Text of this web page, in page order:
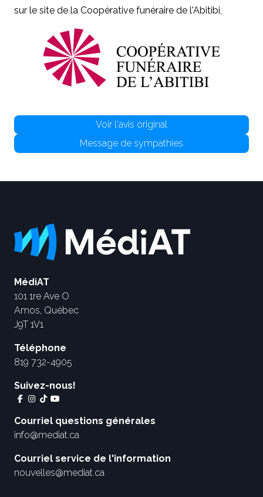
sur le site de la Coopérative funéraire de l'Abitibi,
Voir l'avis original
Message de sympathies
MédiAT
101 1re Ave O
Amos, Québec
J9T 1V1
Téléphone
819 732-4905
Suivez-nous!
Courriel questions générales
info@mediat.ca
Courriel service de l'information
nouvelles@mediat.ca